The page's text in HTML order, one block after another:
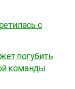
с
погубить
команды